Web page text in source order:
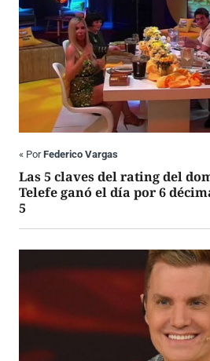
« PorFederico Vargas
Las 5 claves del rating del
Telefe ganó el día por 6
5